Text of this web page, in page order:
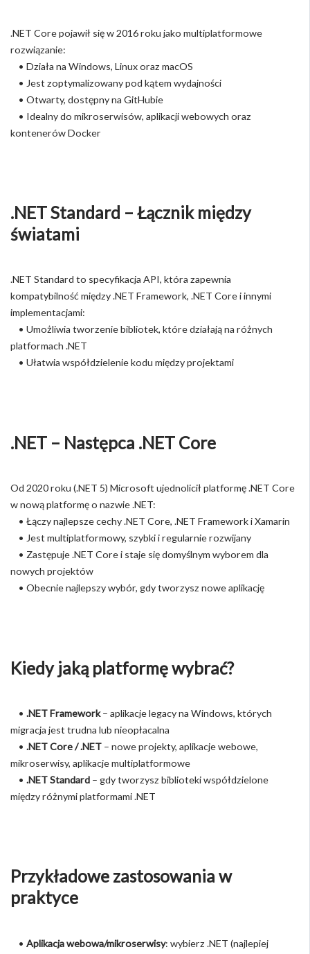
.NET Core pojawił się w 2016 roku jako multiplatformowe
rozwiązanie:
• Działa na Windows, Linux oraz macOS
• Jest zoptymalizowany pod kątem wydajności
• Otwarty, dostępny na GitHubie
• Idealny do mikroserwisów, aplikacji webowych oraz
kontenerów Docker
.NET Standard – Łącznik między
światami
.NET Standard to specyfikacja API, która zapewnia
kompatybilność między .NET Framework, .NET Core i innymi
implementacjami:
• Umożliwia tworzenie bibliotek, które działają na różnych
platformach .NET
• Ułatwia współdzielenie kodu między projektami
.NET – Następca .NET Core
Od 2020 roku (.NET 5) Microsoft ujednolicił platformę .NET Core
w nową platformę o nazwie .NET:
• Łączy najlepsze cechy .NET Core, .NET Framework i Xamarin
• Jest multiplatformowy, szybki i regularnie rozwijany
• Zastępuje .NET Core i staje się domyślnym wyborem dla
nowych projektów
• Obecnie najlepszy wybór, gdy tworzysz nowe aplikację
Kiedy jaką platformę wybrać?
• .NET Framework– aplikacje legacy na Windows, których
migracja jest trudna lub nieopłacalna
• .NET Core / .NET – nowe projekty, aplikacje webowe,
mikroserwisy, aplikacje multiplatformowe
• .NET Standard – gdy tworzysz biblioteki współdzielone
między różnymi platformami .NET
Przykładowe zastosowania w
praktyce
• Aplikacja webowa/mikroserwisy: wybierz .NET (najlepiej